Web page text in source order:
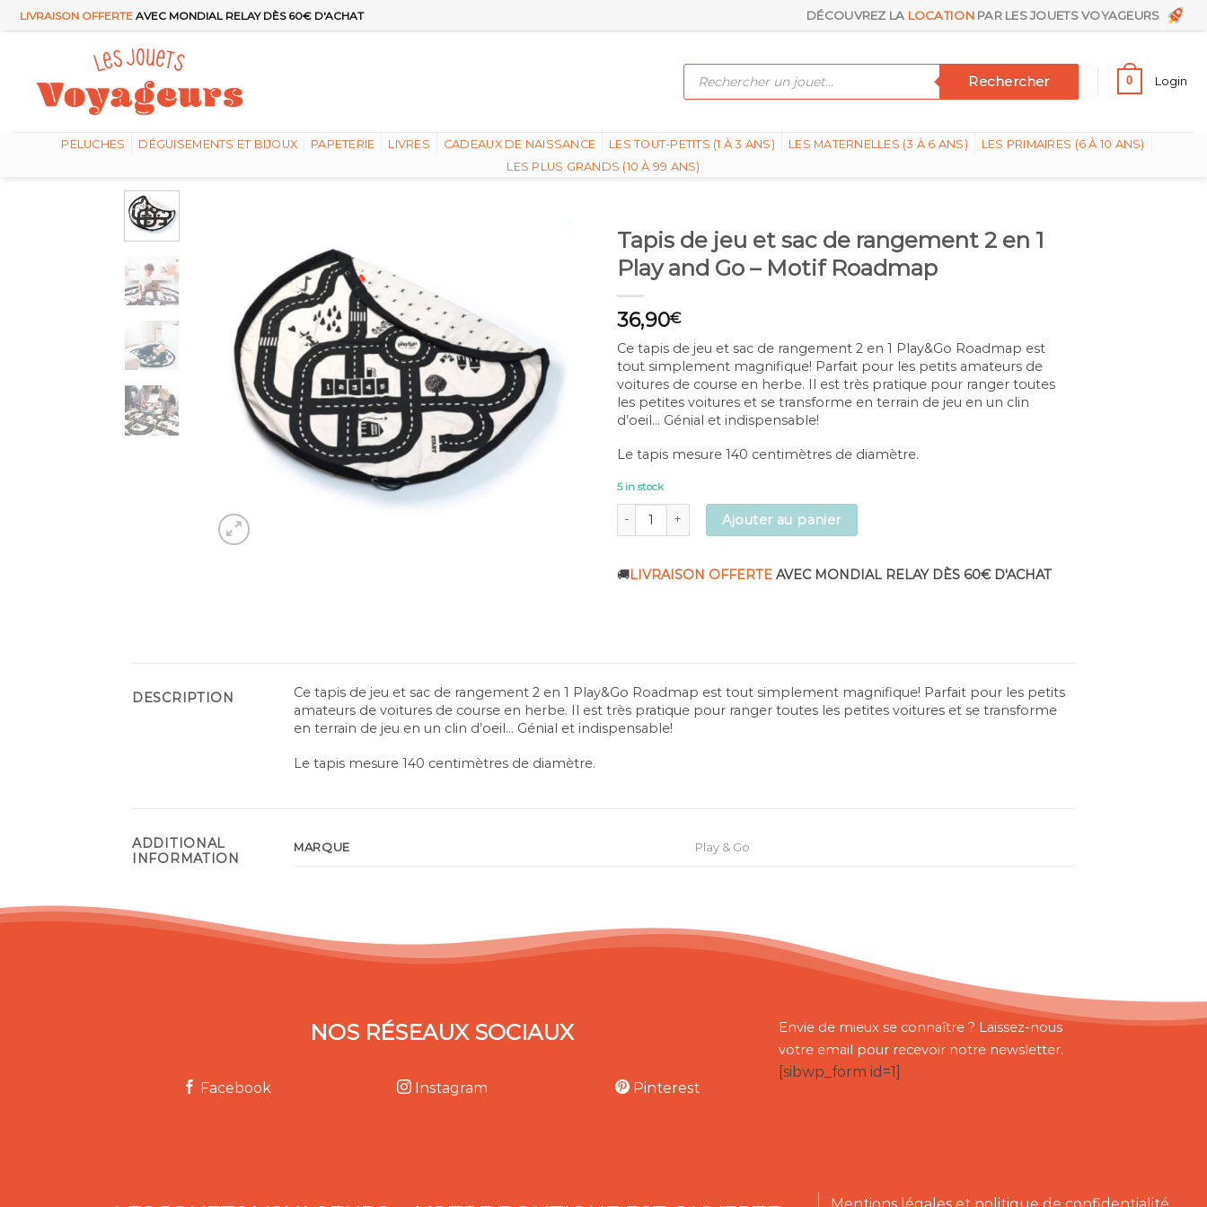
Passer
au
LIVRAISON OFFERTE AVEC MONDIAL RELAY DÈS 60€ D'ACHAT DÉCOUVREZ LA LOCATION PAR LES JOUETS VOYAGEURS
Recherche
Rechercher 0 Login
PELUCHES DÉGUISEMENTS ET BIJOUX PAPETERIE LIVRES CADEAUX DE NAISSANCE LES TOUT-PETITS (1 À 3 ANS) LES MATERNELLES (3 À 6 ANS)
LES PRIMAIRES (6 À 10 ANS)
LES PLUS GRANDS (10 À 99 ANS)
Tapis de jeu et sac de rangement 2 en 1
Play and Go – Motif Roadmap
36,90€
Ce tapis de jeu et sac de rangement 2 en 1 Play&Go Roadmap est
tout simplement magnifique! Parfait pour les petits amateurs de
voitures de course en herbe. Il est très pratique pour ranger toutes
les petites voitures et se transforme en terrain de jeu en un clin
d’oeil… Génial et indispensable!
Le tapis mesure 140 centimètres de diamètre.
5 in stock
Tapis de jeu et sac de rangement 2 en 1 Play and Go - Motif Roadmap quantity
Ajouter au panier
🚚LIVRAISON OFFERTE AVEC MONDIAL RELAY DÈS 60€ D'ACHAT
DESCRIPTION
Ce tapis de jeu et sac de rangement 2 en 1 Play&Go Roadmap est tout simplement magnifique! Parfait pour les petits
amateurs de voitures de course en herbe. Il est très pratique pour ranger toutes les petites voitures et se transforme
en terrain de jeu en un clin d’oeil… Génial et indispensable!
Le tapis mesure 140 centimètres de diamètre.
ADDITIONAL
INFORMATION
MARQUE Play & Go
NOS RÉSEAUX SOCIAUX
Facebook Instagram Pinterest
Envie de mieux se connaître ? Laissez-nous
votre email pour recevoir notre newsletter.
[sibwp_form id=1]
Mentions légales et politique de confidentialité